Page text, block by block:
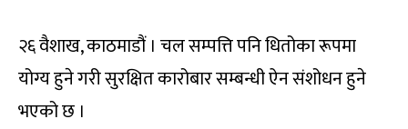
२६ वैशाख, काठमाडौं । चल सम्पत्ति पनि धितोका रूपमा
योग्य हुने गरी सुरक्षित कारोबार सम्बन्धी ऐन संशोधन हुने
भएको छ ।